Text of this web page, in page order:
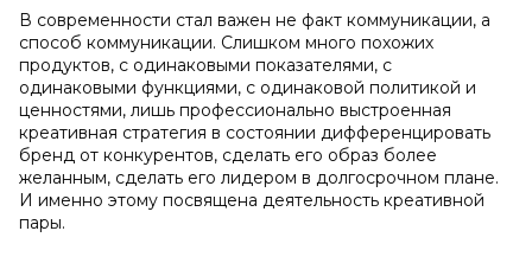
В современности стал важен не факт коммуникации, а
способ коммуникации. Слишком много похожих
продуктов, с одинаковыми показателями, с
одинаковыми функциями, с одинаковой политикой и
ценностями, лишь профессионально выстроенная
креативная стратегия в состоянии дифференцировать
бренд от конкурентов, сделать его образ более
желанным, сделать его лидером в долгосрочном плане.
И именно этому посвящена деятельность креативной
пары.